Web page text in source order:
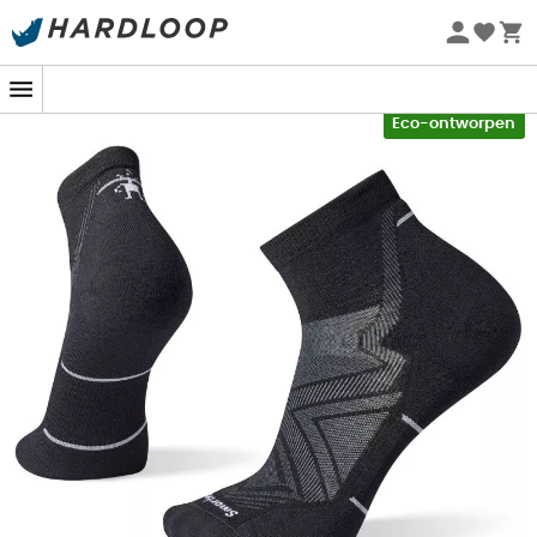
Zomeraanbiedingen 🔥 -5% EXTRA vanaf 2 producten* met
Eco-ontworpen